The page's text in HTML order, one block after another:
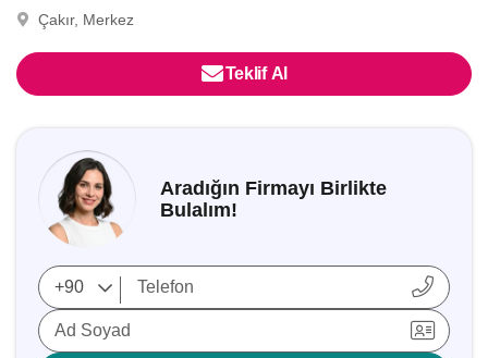
Çakır, Merkez
Teklif Al
Aradığın Firmayı Birlikte
Bulalım!
Ad Soyad